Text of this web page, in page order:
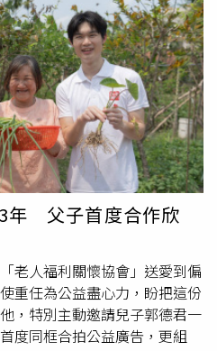
若不慎吞食魚刺時，異物鈍
要是吞嚥疼痛或有異物感，就
理。
，陳明榮原先獲法院裁定交
中高分院撤銷發回，台中地院
有羈押必要，改裁定羈押禁
理代表及食品安全小組負責
通知產品檢出苯駢芘超標時，
提醒事件嚴重性。其後南僑公
壽公司通知中聯，使陳於6月
公司會議後仍未依法通報，持
光後才向主管機關通報。此
析查扣手機通訊內容時，發現
作群組反映原料異狀，留言
「調起來黏糊糊的」、「怪怪
「這批真的不對勁」…等，顯
只不過，公司管理階層疑似未
續流入市場，引發外界質疑中
置。針對媒體披露的群組對話
年 父子首度合作欣
老人福利關懷協會」送愛到偏
重任為公益盡心力，盼把這份
，特別主動邀請兒子郭德君一
度同框合拍公益廣告，更組